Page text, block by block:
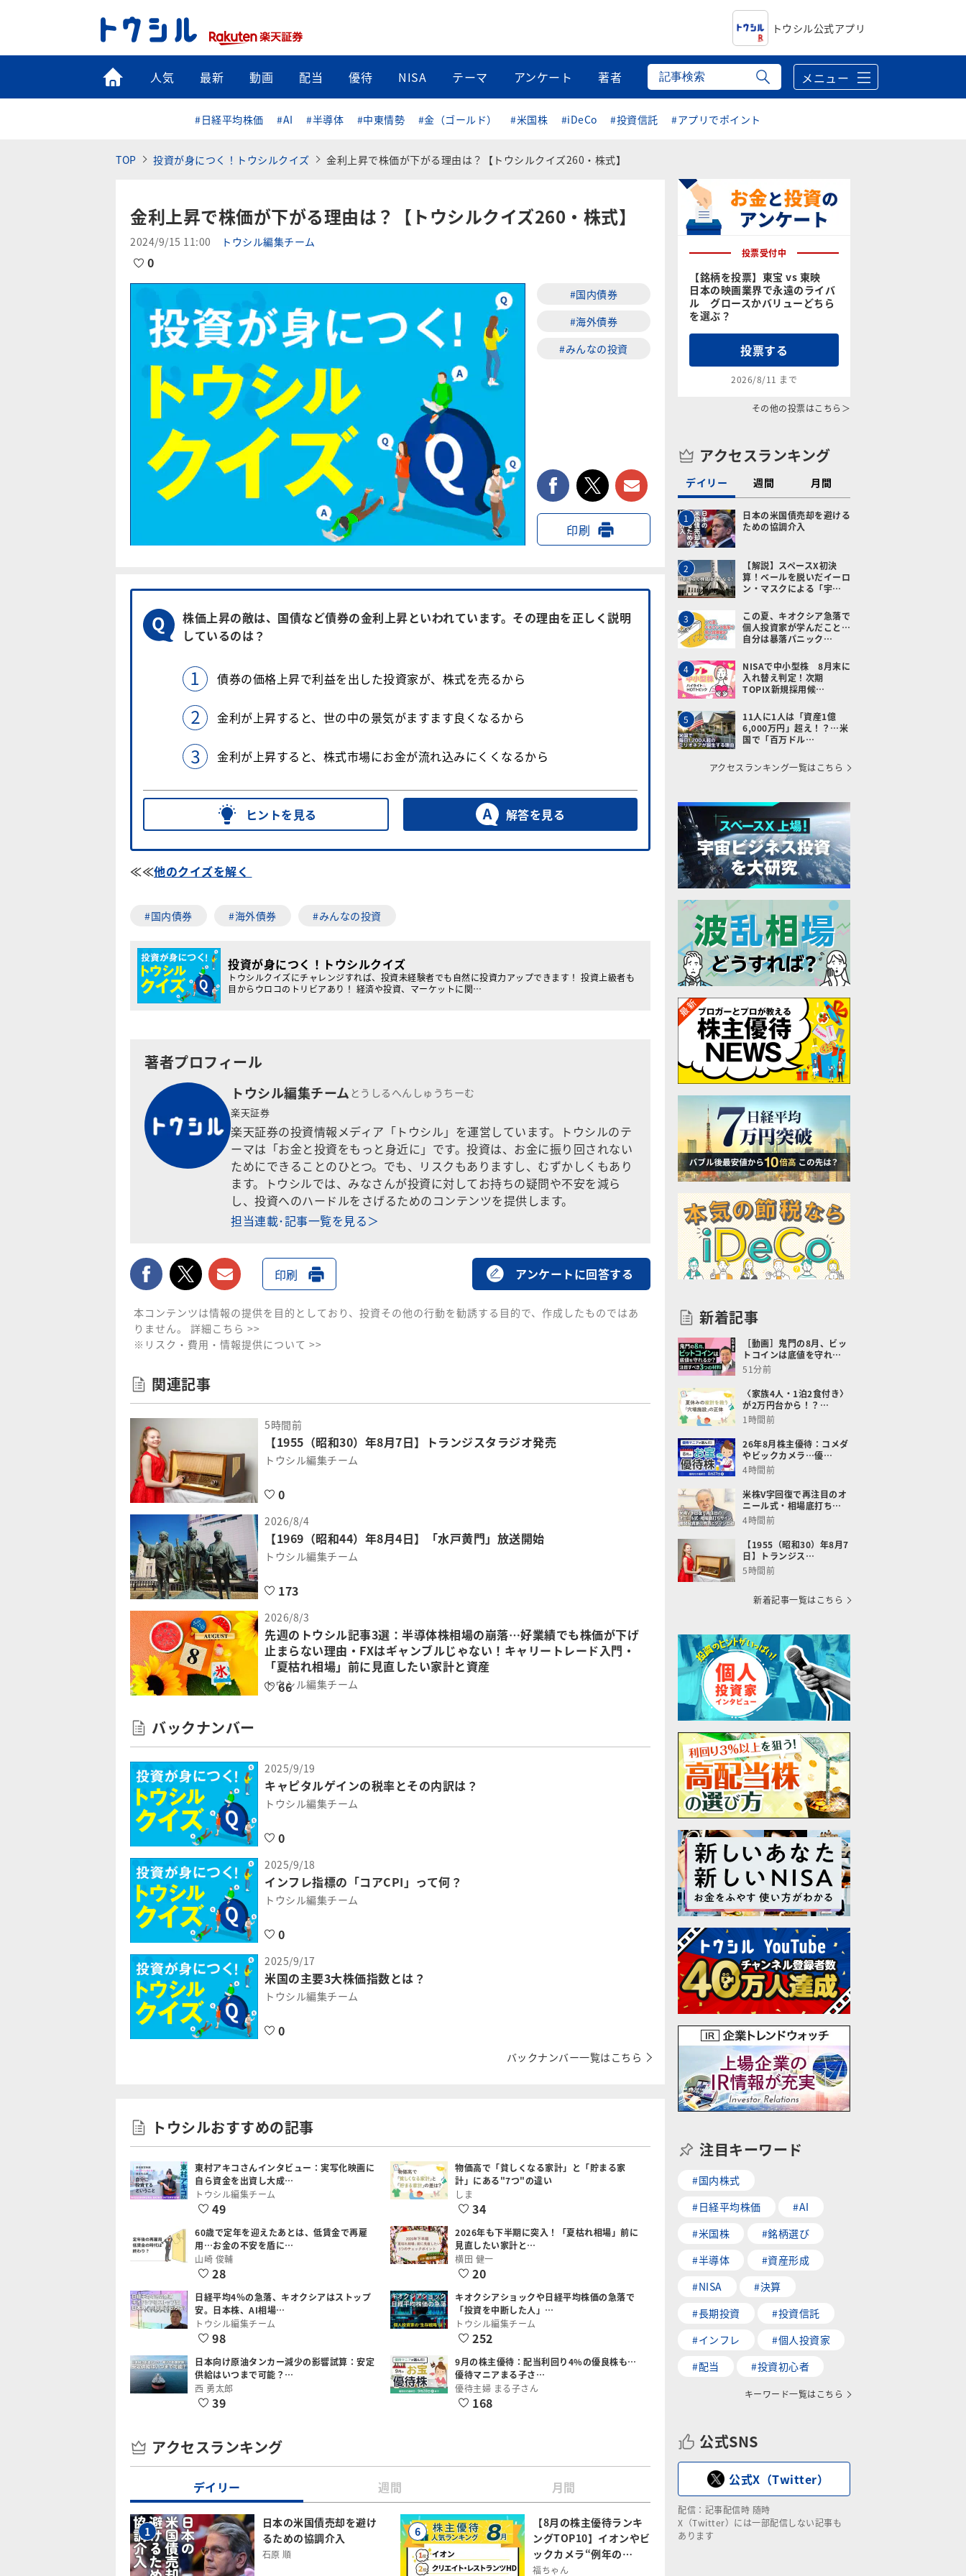
トウシル公式アプリ
トップ
人気 最新 動画 配当 優待 NISA テーマ アンケート 著者 メニュー
#日経平均株価 #AI #半導体 #中東情勢 #金（ゴールド） #米国株 #iDeCo #投資信託 #アプリでポイント
TOP 投資が身につく！トウシルクイズ 金利上昇で株価が下がる理由は？【トウシルクイズ260・株式】
金利上昇で株価が下がる理由は？【トウシルクイズ260・株式】
2024/9/15 11:00 トウシル編集チーム
0
#国内債券
#海外債券
#みんなの投資
facebooktwitter メールで送る
印刷
株価上昇の敵は、国債など債券の金利上昇といわれています。その理由を正しく説明
しているのは？
債券の価格上昇で利益を出した投資家が、株式を売るから
金利が上昇すると、世の中の景気がますます良くなるから
金利が上昇すると、株式市場にお金が流れ込みにくくなるから
ヒントを見る 解答を見る
≪≪他のクイズを解く
#国内債券 #海外債券 #みんなの投資
投資が身につく！トウシルクイズ
トウシルクイズにチャレンジすれば、投資未経験者でも自然に投資力アップできます！ 投資上級者も
目からウロコのトリビアあり！ 経済や投資、マーケットに関…
著者プロフィール
トウシル編集チーム とうしるへんしゅうちーむ
楽天証券
楽天証券の投資情報メディア「トウシル」を運営しています。トウシルのテ
ーマは「お金と投資をもっと身近に」です。投資は、お金に振り回されない
ためにできることのひとつ。でも、リスクもありますし、むずかしくもあり
ます。トウシルでは、みなさんが投資に対してお持ちの疑問や不安を減ら
し、投資へのハードルをさげるためのコンテンツを提供します。
担当連載･記事一覧を見る＞
facebooktwitter メールで送る
印刷 アンケートに回答する
本コンテンツは情報の提供を目的としており、投資その他の行動を勧誘する目的で、作成したものではあ
りません。 詳細こちら >>
※リスク・費用・情報提供について >>
関連記事
5時間前
【1955（昭和30）年8月7日】トランジスタラジオ発売
トウシル編集チーム
0
2026/8/4
【1969（昭和44）年8月4日】「水戸黄門」放送開始
トウシル編集チーム
173
2026/8/3
先週のトウシル記事3選：半導体株相場の崩落…好業績でも株価が下げ
止まらない理由・FXはギャンブルじゃない！キャリートレード入門・
「夏枯れ相場」前に見直したい家計と資産
トウシル編集チーム
66
バックナンバー
2025/9/19
キャピタルゲインの税率とその内訳は？
トウシル編集チーム
0
2025/9/18
インフレ指標の「コアCPI」って何？
トウシル編集チーム
0
2025/9/17
米国の主要3大株価指数とは？
トウシル編集チーム
0
バックナンバー一覧はこちら
トウシルおすすめの記事
東村アキコさんインタビュー：実写化映画に
自ら資金を出資し大成…
トウシル編集チーム
49
物価高で「貧しくなる家計」と「貯まる家
計」にある"7つ"の違い
しま
34
60歳で定年を迎えたあとは、低賃金で再雇
用…お金の不安を盾に…
山崎 俊輔
28
2026年も下半期に突入！「夏枯れ相場」前に
見直したい家計と…
横田 健一
20
日経平均4％の急落、キオクシアはストップ
安。日本株、AI相場…
トウシル編集チーム
98
キオクシアショックや日経平均株価の急落で
「投資を中断した人」…
トウシル編集チーム
252
日本向け原油タンカー減少の影響試算：安定
供給はいつまで可能？…
西 勇太郎
39
9月の株主優待：配当利回り4%の優良株も…
優待マニアまる子さ…
優待主婦 まる子さん
168
アクセスランキング
デイリー 週間 月間
1
日本の米国債売却を避け
るための協調介入
石原 順
6
【8月の株主優待ランキ
ングTOP10】イオンやビ
ックカメラ“例年の…
福ちゃん
投票受付中
【銘柄を投票】東宝 vs 東映
日本の映画業界で永遠のライバ
ル グロースかバリューどちら
を選ぶ？
投票する
2026/8/11 まで
その他の投票はこちら＞
アクセスランキング
デイリー 週間 月間
1
日本の米国債売却を避ける
ための協調介入
2
【解説】スペースX初決
算！ベールを脱いだイーロ
ン・マスクによる「宇…
3
この夏、キオクシア急落で
個人投資家が学んだこと…
自分は暴落パニック…
4
NISAで中小型株 8月末に
入れ替え判定！次期
TOPIX新規採用候…
5
11人に1人は「資産1億
6,000万円」超え！？…米
国で「百万ドル…
アクセスランキング一覧はこちら
新着記事
［動画］鬼門の8月、ビッ
トコインは底値を守れ…
51分前
〈家族4人・1泊2食付き〉
が2万円台から！？…
1時間前
26年8月株主優待：コメダ
やビックカメラ…優…
4時間前
米株V字回復で再注目のオ
ニール式・相場底打ち…
4時間前
【1955（昭和30）年8月7
日】トランジス…
5時間前
新着記事一覧はこちら
注目キーワード
#国内株式
#日経平均株価
#AI
#米国株
#銘柄選び
#半導体
#資産形成
#NISA
#決算
#長期投資
#投資信託
#インフレ
#個人投資家
#配当
#投資初心者
キーワード一覧はこちら
公式SNS
公式X（Twitter）
配信：記事配信時 随時
X（Twitter）には一部配信しない記事も
あります